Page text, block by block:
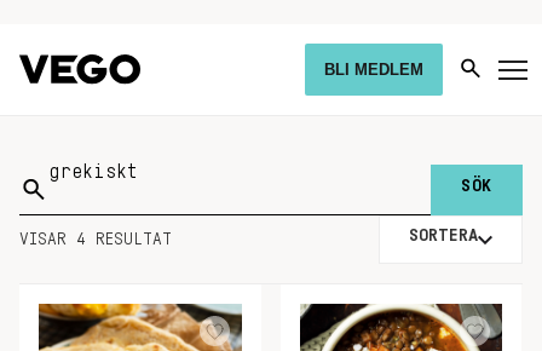
BLI MEDLEM
Sök
på:
VISAR 4 RESULTAT SORTERA